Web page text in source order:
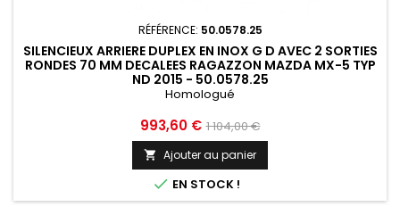
RÉFÉRENCE: 50.0578.25
SILENCIEUX ARRIERE DUPLEX EN INOX G D AVEC 2 SORTIES
RONDES 70 MM DECALEES RAGAZZON MAZDA MX-5 TYP
ND 2015 - 50.0578.25
Homologué
Prix
993,60 € Prix
de
base
1 104,00 €
 Ajouter au panier
 EN STOCK !